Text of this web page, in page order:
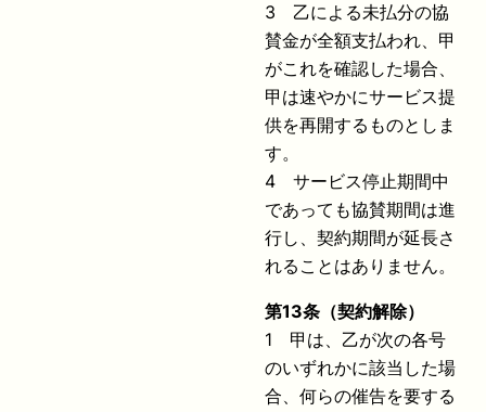
3 乙による未払分の協
賛金が全額支払われ、甲
がこれを確認した場合、
甲は速やかにサービス提
供を再開するものとしま
す。
4 サービス停止期間中
であっても協賛期間は進
行し、契約期間が延長さ
れることはありません。
第13条（契約解除）
1 甲は、乙が次の各号
のいずれかに該当した場
合、何らの催告を要する